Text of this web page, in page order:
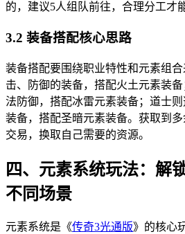
的，建议5人组队前往，合理分工才
3.2 装备搭配核心思路
装备搭配要围绕职业特性和元素组
击、防御的装备，搭配火土元素装
法防御，搭配冰雷元素装备；道士
装备，搭配圣暗元素装备。获取到
交易，换取自己需要的资源。
四、元素系统玩法：解
不同场景
元素系统是《传奇3光通版》的核心